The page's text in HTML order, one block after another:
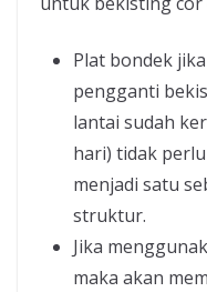
Plat bondek
pengganti
lantai sudah
hari) tidak
menjadi satu
struktur.
Jika
maka akan